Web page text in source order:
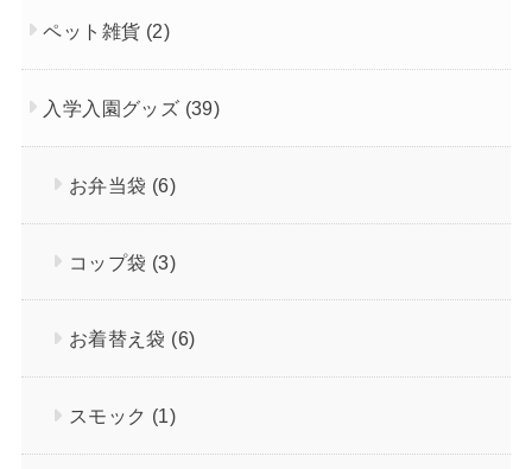
ペット雑貨 (2)
入学入園グッズ (39)
お弁当袋 (6)
コップ袋 (3)
お着替え袋 (6)
スモック (1)